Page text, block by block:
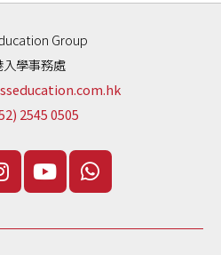
Group
入學事務處
2545 0505